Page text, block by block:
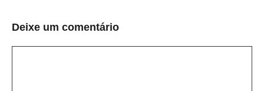
Deixe um comentário